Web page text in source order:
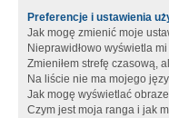
Preferencje i ustawienia
Jak mogę zmienić moje
Nieprawidłowo wyświetla
Zmieniłem strefę czasową,
Na liście nie ma mojego
Jak mogę wyświetlać
Czym jest moja ranga i jak